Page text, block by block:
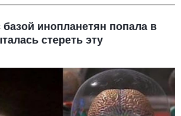
инопланетян попала в
стереть эту